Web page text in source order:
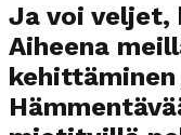
Ja voi veljet,
Aiheena